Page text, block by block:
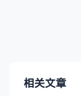
相关文章